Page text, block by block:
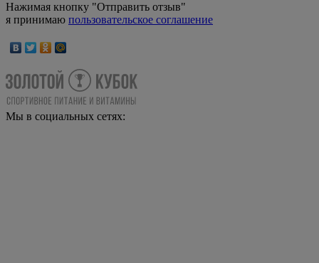
Нажимая кнопку "Отправить отзыв"
я принимаю пользовательское соглашение
Мы в социальных сетях: